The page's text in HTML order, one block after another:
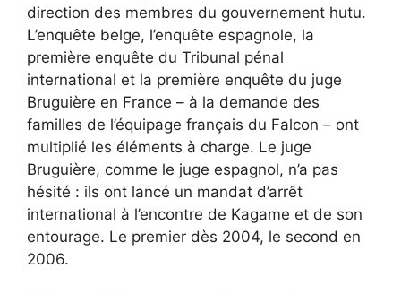
direction des membres du gouvernement hutu.
L’enquête belge, l’enquête espagnole, la
première enquête du Tribunal pénal
international et la première enquête du juge
Bruguière en France – à la demande des
familles de l’équipage français du Falcon – ont
multiplié les éléments à charge. Le juge
Bruguière, comme le juge espagnol, n’a pas
hésité : ils ont lancé un mandat d’arrêt
international à l’encontre de Kagame et de son
entourage. Le premier dès 2004, le second en
2006.